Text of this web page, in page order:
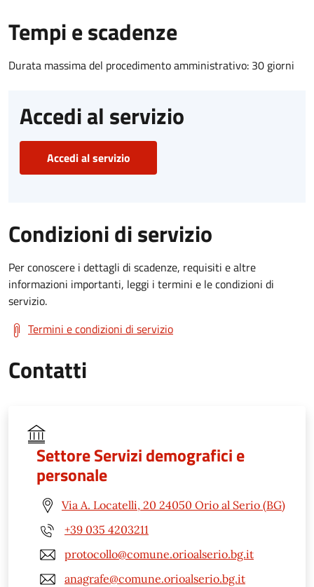
Tempi e scadenze
Durata massima del procedimento amministrativo: 30 giorni
Accedi al servizio
Accedi al servizio
Condizioni di servizio
Per conoscere i dettagli di scadenze, requisiti e altre
informazioni importanti, leggi i termini e le condizioni di
servizio.
Termini e condizioni di servizio
Contatti
Settore Servizi demografici e
personale
Via A. Locatelli, 20 24050 Orio al Serio (BG)
+39 035 4203211
protocollo@comune.orioalserio.bg.it
anagrafe@comune.orioalserio.bg.it